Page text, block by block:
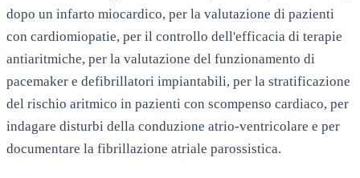
dopo un infarto miocardico, per la valutazione di pazienti
con cardiomiopatie, per il controllo dell'efficacia di terapie
antiaritmiche, per la valutazione del funzionamento di
pacemaker e defibrillatori impiantabili, per la stratificazione
del rischio aritmico in pazienti con scompenso cardiaco, per
indagare disturbi della conduzione atrio-ventricolare e per
documentare la fibrillazione atriale parossistica.